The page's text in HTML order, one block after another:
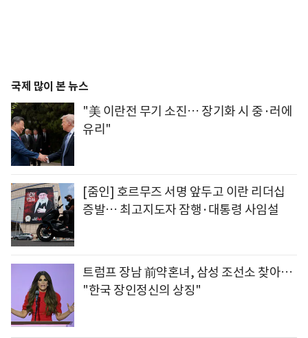
국제 많이 본 뉴스
"美 이란전 무기 소진… 장기화 시 중·러에
유리"
[줌인] 호르무즈 서명 앞두고 이란 리더십
증발… 최고지도자 잠행·대통령 사임설
트럼프 장남 前약혼녀, 삼성 조선소 찾아…
"한국 장인정신의 상징"